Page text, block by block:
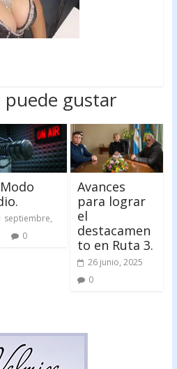
gustar
septiembre,
0
Avances
para lograr
el
destacamen
to en Ruta 3.
26 junio, 2025
0